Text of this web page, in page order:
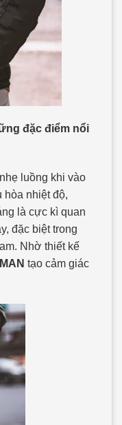
đặc điểm nổi
luồng khi vào
hòa nhiệt độ,
là cực kì quan
đặc biệt trong
Nhờ thiết kế
tạo cảm giác